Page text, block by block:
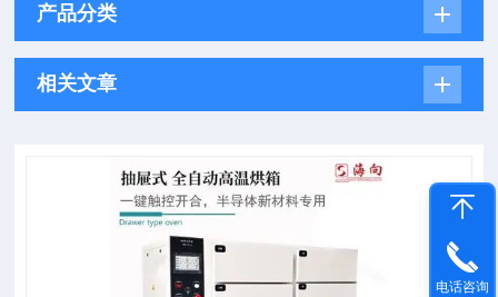
产品分类
相关文章
电话咨询